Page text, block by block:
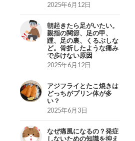
2025年6月12日
朝起きたら足がいたい。
親指の関節、足の甲、
踵、足の裏、くるぶしな
ど。骨折したような痛み
で歩けない原因
2025年6月12日
アジフライとたこ焼きは
どっちがプリン体が多
い？
2025年6月3日
なぜ痛風になるの？発症
しないための知識を抑え